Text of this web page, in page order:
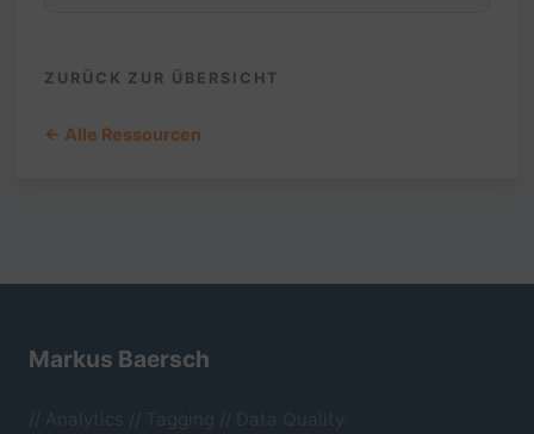
ZURÜCK ZUR ÜBERSICHT
← Alle Ressourcen
Markus Baersch